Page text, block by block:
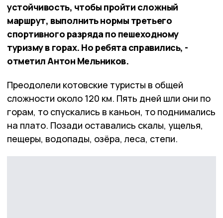
устойчивость, чтобы пройти сложный
маршрут, выполнить нормы третьего
спортивного разряда по пешеходному
туризму в горах. Но ребята справились, -
отметил Антон Мельников.
Преодолели котовские туристы в общей
сложности около 120 км. Пять дней шли они по
горам, то спускались в каньон, то поднимались
на плато. Позади оставались скалы, ущелья,
пещеры, водопады, озёра, леса, степи.